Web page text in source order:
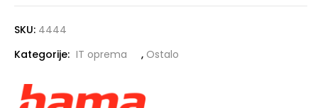
SKU: 4444
Kategorije: IT oprema , Ostalo